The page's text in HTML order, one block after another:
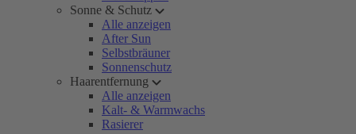
Sonne & Schutz
Alle anzeigen
After Sun
Selbstbräuner
Sonnenschutz
Haarentfernung
Alle anzeigen
Kalt- & Warmwachs
Rasierer